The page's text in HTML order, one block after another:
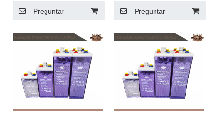
Preguntar Preguntar